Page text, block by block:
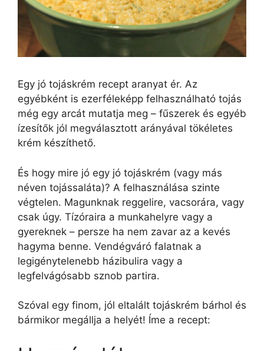
Egy jó tojáskrém recept aranyat ér. Az
egyébként is ezerféleképp felhasználható tojás
még egy arcát mutatja meg – fűszerek és egyéb
ízesítők jól megválasztott arányával tökéletes
krém készíthető.
És hogy mire jó egy jó tojáskrém (vagy más
néven tojássaláta)? A felhasználása szinte
végtelen. Magunknak reggelire, vacsorára, vagy
csak úgy. Tízóraira a munkahelyre vagy a
gyereknek – persze ha nem zavar az a kevés
hagyma benne. Vendégváró falatnak a
legigénytelenebb házibulira vagy a
legfelvágósabb sznob partira.
Szóval egy finom, jól eltalált tojáskrém bárhol és
bármikor megállja a helyét! Íme a recept: